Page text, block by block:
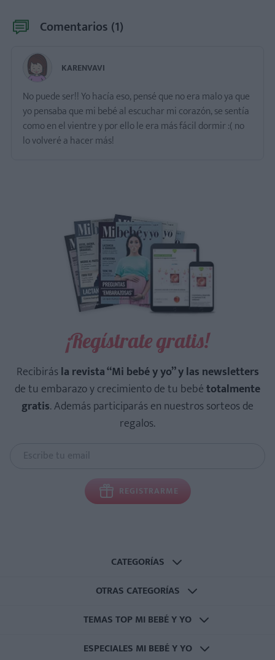
Comentarios (1)
KARENVAVI
No puede ser!! Yo hacía eso, pensé que no era malo ya que
yo pensaba que mi bebé al escuchar mi corazón, se sentía
como en el vientre y por ello le era más fácil dormir :( no
lo volveré a hacer más!
¡Regístrate gratis!
Recibirásla revista “Mi bebé y yo” y las newsletters
de tu embarazo y crecimiento de tu bebétotalmente
gratis. Además participarás en nuestros sorteos de
regalos.
REGISTRARME
CATEGORÍAS
OTRAS CATEGORÍAS
TEMAS TOP MI BEBÉ Y YO
ESPECIALES MI BEBÉ Y YO